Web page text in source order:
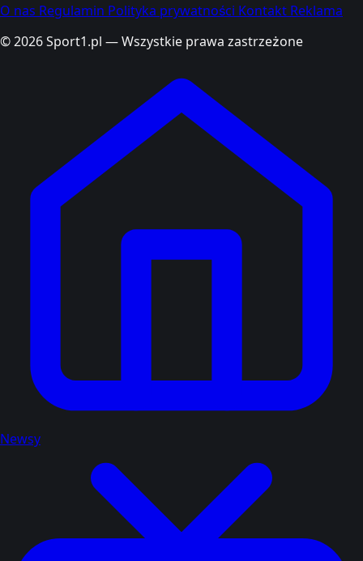
O nas Regulamin Polityka prywatności Kontakt Reklama
© 2026 Sport1.pl — Wszystkie prawa zastrzeżone
Newsy